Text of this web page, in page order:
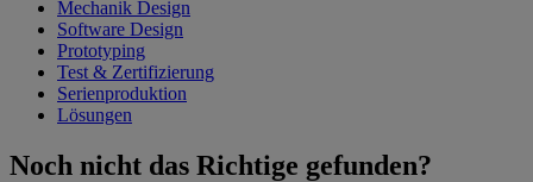
Mechanik Design
Software Design
Prototyping
Test & Zertifizierung
Serienproduktion
Lösungen
Noch nicht das Richtige gefunden?